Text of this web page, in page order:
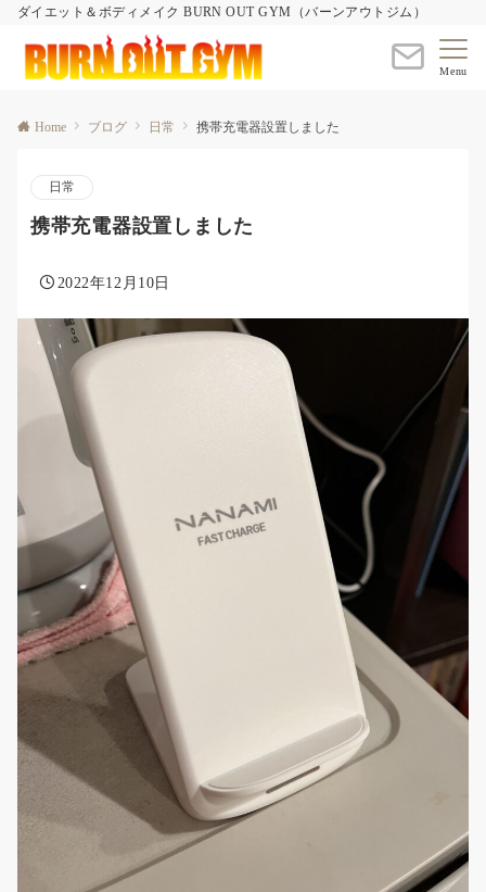
ダイエット＆ボディメイク BURN OUT GYM（バーンアウトジム）
Menu
Home ブログ 日常 携帯充電器設置しました
日常
携帯充電器設置しました
2022年12月10日